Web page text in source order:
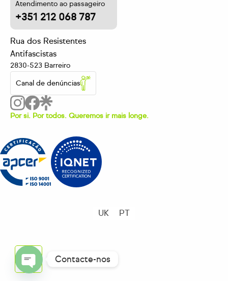
Atendimento ao passageiro
+351 212 068 787
Rua dos Resistentes
Antifascistas
2830-523 Barreiro
Canal de denúncias
Por si. Por todos. Queremos ir mais longe.
UK PT
Contacte-nos
OPEN